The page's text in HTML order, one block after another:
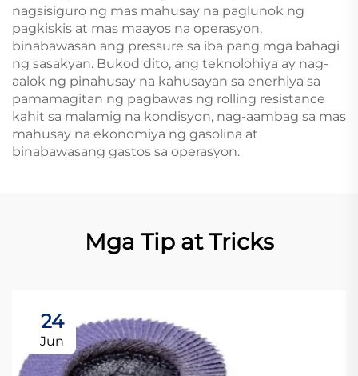
nagsisiguro ng mas mahusay na paglunok ng
pagkiskis at mas maayos na operasyon,
binabawasan ang pressure sa iba pang mga bahagi
ng sasakyan. Bukod dito, ang teknolohiya ay nag-
aalok ng pinahusay na kahusayan sa enerhiya sa
pamamagitan ng pagbawas ng rolling resistance
kahit sa malamig na kondisyon, nag-aambag sa mas
mahusay na ekonomiya ng gasolina at
binabawasang gastos sa operasyon.
Mga Tip at Tricks
24
Jun